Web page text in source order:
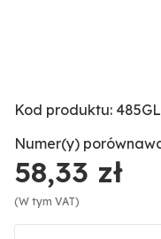
Kod produktu:
Numer(y)
58,33 zł
(W tym VAT)